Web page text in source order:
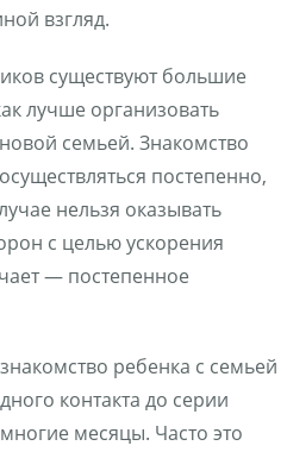
взгляд.
существуют большие
лучше организовать
семьей. Знакомство
постепенно,
нельзя оказывать
с целью ускорения
— постепенное
ребенка с семьей
контакта до серии
месяцы. Часто это